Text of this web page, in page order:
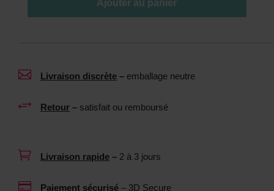
i
u
r
t
Ajouter au panier
 Livraison discrète – emballage neutre
+ Retour – satisfait ou remboursé
 Livraison rapide – 2 à 3 jours
 Paiement sécurisé – 3D Secure